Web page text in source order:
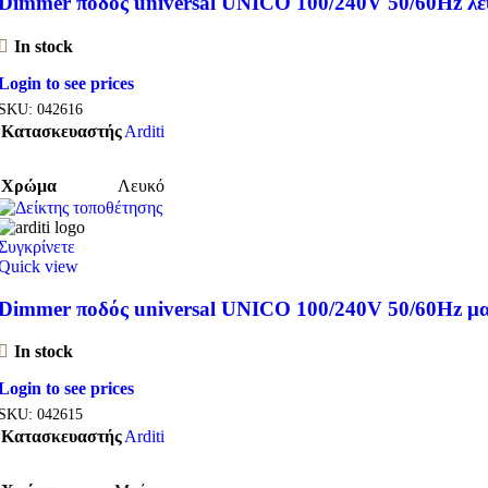
In stock
to see prices
042616
ΚατασκευαστήςArditi
Χρώμα Λευκό
view
ποδός universal UNICO 100/240V 50/60Hz
In stock
to see prices
042615
ΚατασκευαστήςArditi